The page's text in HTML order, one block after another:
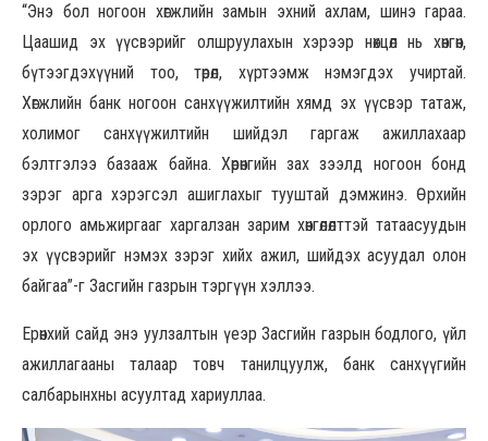
“Энэ бол ногоон хөгжлийн замын эхний ахлам, шинэ гараа.
Цаашид эх үүсвэрийг олшруулахын хэрээр нөхцөл нь хөнгөн,
бүтээгдэхүүний тоо, төрөл, хүртээмж нэмэгдэх учиртай.
Хөгжлийн банк ногоон санхүүжилтийн хямд эх үүсвэр татаж,
холимог санхүүжилтийн шийдэл гаргаж ажиллахаар
бэлтгэлээ базааж байна. Хөрөнгийн зах зээлд ногоон бонд
зэрэг арга хэрэгсэл ашиглахыг тууштай дэмжинэ. Өрхийн
орлого амьжиргааг харгалзан зарим хөнгөлөлттэй татаасуудын
эх үүсвэрийг нэмэх зэрэг хийх ажил, шийдэх асуудал олон
байгаа”-г Засгийн газрын тэргүүн хэллээ.
Ерөнхий сайд энэ уулзалтын үеэр Засгийн газрын бодлого, үйл
ажиллагааны талаар товч танилцуулж, банк санхүүгийн
салбарынхны асуултад хариуллаа.